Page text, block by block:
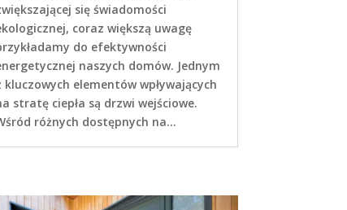
się świadomości
coraz większą uwagę
do efektywności
naszych domów. Jednym
kluczowych elementów wpływających
stratę ciepła są drzwi wejściowe.
różnych dostępnych na...